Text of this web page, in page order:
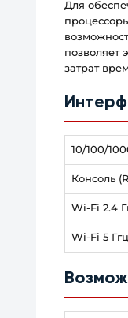
Для
позволяет
затрат
10/100/
Консоль
Wi-Fi 2.4
Wi-Fi 5 Ггц